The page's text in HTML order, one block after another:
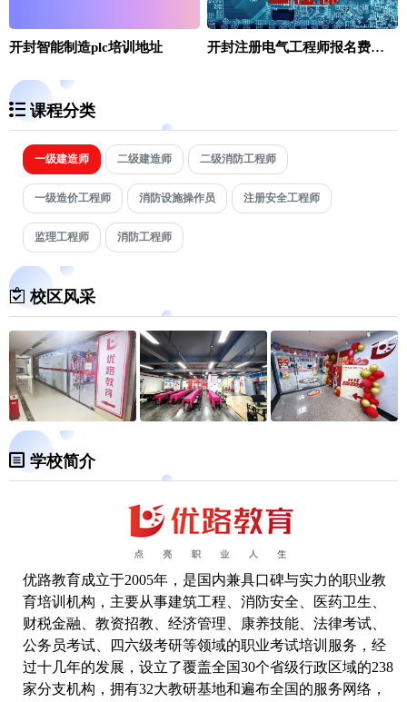
开封智能制造plc培训地址 开封注册电气工程师报名费多少钱
课程分类
一级建造师 二级建造师 二级消防工程师
一级造价工程师 消防设施操作员 注册安全工程师
监理工程师 消防工程师
校区风采
学校简介
优路教育成立于2005年，是国内兼具口碑与实力的职业教
育培训机构，主要从事建筑工程、消防安全、医药卫生、
财税金融、教资招教、经济管理、康养技能、法律考试、
公务员考试、四六级考研等领域的职业考试培训服务，经
过十几年的发展，设立了覆盖全国30个省级行政区域的238
家分支机构，拥有32大教研基地和遍布全国的服务网络，